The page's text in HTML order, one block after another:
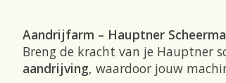
Aandrijfarm – Hauptner
Breng de kracht van je Hauptner
aandrijving, waardoor jouw